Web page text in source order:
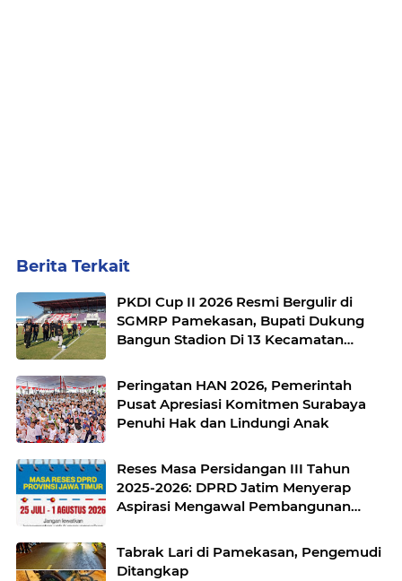
Berita Terkait
PKDI Cup II 2026 Resmi Bergulir di
SGMRP Pamekasan, Bupati Dukung
Bangun Stadion Di 13 Kecamatan
Peringatan HAN 2026, Pemerintah
Pusat Apresiasi Komitmen Surabaya
Penuhi Hak dan Lindungi Anak
Reses Masa Persidangan III Tahun
2025-2026: DPRD Jatim Menyerap
Aspirasi Mengawal Pembangunan
Tabrak Lari di Pamekasan, Pengemudi
Ditangkap